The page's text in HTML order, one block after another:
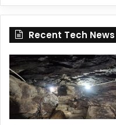
Recent Tech News